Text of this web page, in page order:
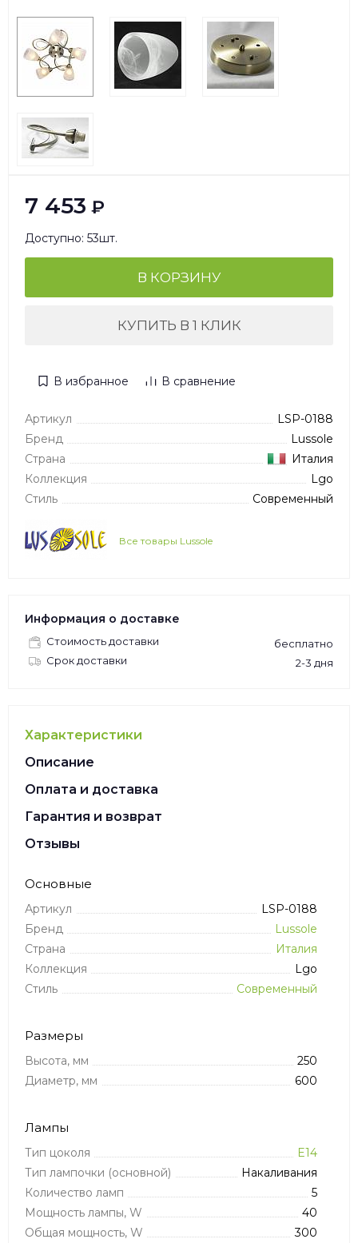
7 453 ₽
Доступно: 53шт.
В КОРЗИНУ
КУПИТЬ В 1 КЛИК
В избранное В сравнение
Артикул
LSP-0188
Бренд
Lussole
Страна
Италия
Коллекция
Lgo
Стиль
Современный
Все товары Lussole
Информация о доставке
Стоимость доставки
бесплатно
Срок доставки
2-3 дня
Характеристики
Описание
Оплата и доставка
Гарантия и возврат
Отзывы
Основные
Артикул
LSP-0188
Бренд
Lussole
Страна
Италия
Коллекция
Lgo
Стиль
Современный
Размеры
Высота, мм
250
Диаметр, мм
600
Лампы
Тип цоколя
E14
Тип лампочки (основной)
Накаливания
Количество ламп
5
Мощность лампы, W
40
Общая мощность, W
300